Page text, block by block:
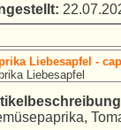
Liebesapfel -
Liebesapfel